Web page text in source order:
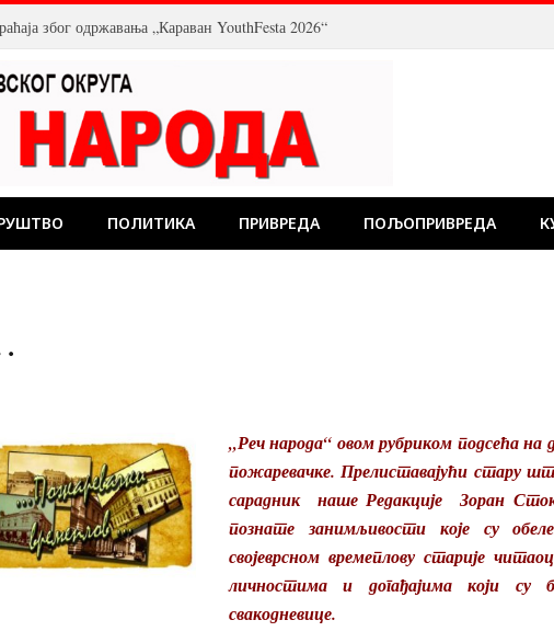
због одржавања „Караван YouthFestа 2026“
ПОЛИТИКА ПРИВРЕДА ПОЉОПРИВРЕДА
„Реч народа“ овом рубриком подсећа на
пожаревачке. Прелиставајући стару
сарадник наше Редакције Зоран
познате занимљивости које су
својеврсном времеплову старије
личностима и догађајима који
свакодневице.